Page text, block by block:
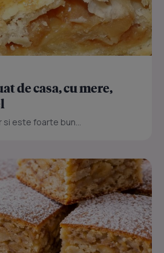
de casa, cu mere,
este foarte bun...